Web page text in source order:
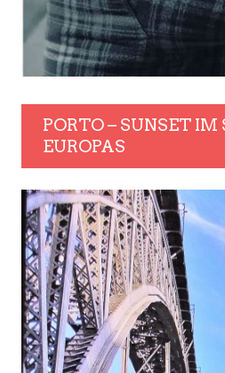
PORTO – SUNSET IM
EUROPAS